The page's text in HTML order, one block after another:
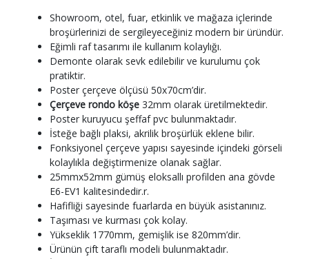
Showroom, otel, fuar, etkinlik ve mağaza içlerinde
broşürlerinizi de sergileyeceğiniz modern bir üründür.
Eğimli raf tasarımı ile kullanım kolaylığı.
Demonte olarak sevk edilebilir ve kurulumu çok
pratiktir.
Poster çerçeve ölçüsü 50x70cm’dir.
Çerçeve rondo köşe 32mm olarak üretilmektedir.
Poster kuruyucu şeffaf pvc bulunmaktadır.
İsteğe bağlı plaksi, akrilik broşürlük eklene bilir.
Fonksiyonel çerçeve yapısı sayesinde içindeki görseli
kolaylıkla değiştirmenize olanak sağlar.
25mmx52mm gümüş eloksallı profilden ana gövde
E6-EV1 kalitesindedir.r.
Hafifliği sayesinde fuarlarda en büyük asistanınız.
Taşıması ve kurması çok kolay.
Yükseklik 1770mm, gemişlik ise 820mm’dir.
Ürünün çift taraflı modeli bulunmaktadır.